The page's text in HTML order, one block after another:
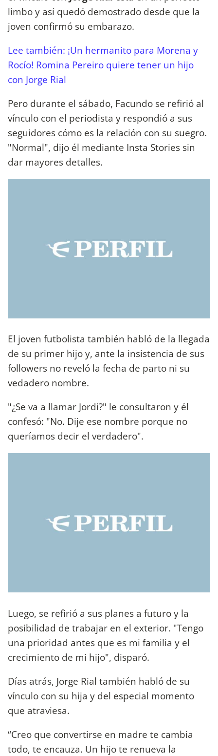
limbo y así quedó demostrado desde que la
joven confirmó su embarazo.
Lee también: ¡Un hermanito para Morena y
Rocío! Romina Pereiro quiere tener un hijo
con Jorge Rial
Pero durante el sábado, Facundo se refirió al
vínculo con el periodista y respondió a sus
seguidores cómo es la relación con su suegro.
"Normal", dijo él mediante Insta Stories sin
dar mayores detalles.
El joven futbolista también habló de la llegada
de su primer hijo y, ante la insistencia de sus
followers no reveló la fecha de parto ni su
vedadero nombre.
"¿Se va a llamar Jordi?" le consultaron y él
confesó: "No. Dije ese nombre porque no
queríamos decir el verdadero".
Luego, se refirió a sus planes a futuro y la
posibilidad de trabajar en el exterior. "Tengo
una prioridad antes que es mi familia y el
crecimiento de mi hijo", disparó.
Días atrás, Jorge Rial también habló de su
vínculo con su hija y del especial momento
que atraviesa.
“Creo que convertirse en madre te cambia
todo, te encauza. Un hijo te renueva la